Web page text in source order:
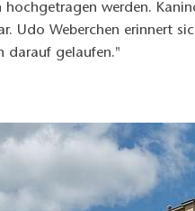
hochgetragen werden.
Udo Weberchen erinnert
darauf gelaufen."